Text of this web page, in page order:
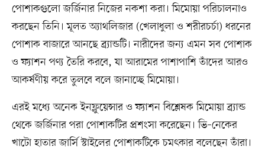
পোশাকগুলো জর্জিনার নিজের নকশা করা। মিমোয়া পরিচালনাও
করছেন তিনি। মূলত অ্যাথলিজার (খেলাধুলা ও শরীরচর্চা) ধরনের
পোশাক বাজারে আনছে ব্র্যান্ডটি। নারীদের জন্য এমন সব পোশাক
ও ফ্যাশন পণ্য তৈরি করবে, যা আরামের পাশাপাশি তাঁদের আরও
আকর্ষণীয় করে তুলবে বলে জানাচ্ছে মিমোয়া।
এরই মধ্যে অনেক ইনফ্লুয়েন্সার ও ফ্যাশন বিশ্লেষক মিমোয়া ব্র্যান্ড
থেকে জর্জিনার পরা পোশাকটির প্রশংসা করেছেন। ভি–নেকের
খাটো হাতার জার্সি স্টাইলের পোশাকটিকে চমৎকার বলেছেন তাঁরা।